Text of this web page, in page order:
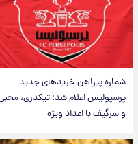
شماره پیراهن خریدهای جدید
پرسپولیس اعلام شد؛ تیکدری،
و سرگیف با اعداد ویژه